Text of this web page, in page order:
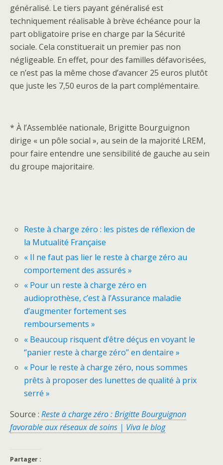
généralisé. Le tiers payant généralisé est
techniquement réalisable à brève échéance pour la
part obligatoire prise en charge par la Sécurité
sociale. Cela constituerait un premier pas non
négligeable. En effet, pour des familles défavorisées,
ce n’est pas la même chose d’avancer 25 euros plutôt
que juste les 7,50 euros de la part complémentaire.
* À l’Assemblée nationale, Brigitte Bourguignon
dirige « un pôle social », au sein de la majorité LREM,
pour faire entendre une sensibilité de gauche au sein
du groupe majoritaire.
Reste à charge zéro : les pistes de réflexion de
la Mutualité Française
« Il ne faut pas lier le reste à charge zéro au
comportement des assurés »
« Pour un reste à charge zéro en
audioprothèse, c’est à l’Assurance maladie
d’augmenter fortement ses
remboursements »
« Beaucoup risquent d’être déçus en voyant le
‘’panier reste à charge zéro’’ en dentaire »
« Pour le reste à charge zéro, nous sommes
prêts à proposer des lunettes de qualité à prix
serré »
Source : Reste à charge zéro : Brigitte Bourguignon
favorable aux réseaux de soins | Viva le blog
Partager :